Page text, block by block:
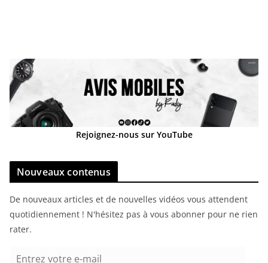
Rejoignez-nous sur YouTube
Nouveaux contenus
De nouveaux articles et de nouvelles vidéos vous attendent
quotidiennement ! N'hésitez pas à vous abonner pour ne rien
rater.